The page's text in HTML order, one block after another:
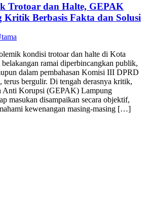
Trotoar dan Halte, GEPAK
Kritik Berbasis Fakta dan Solusi
kondisi trotoar dan halte di Kota
ramai diperbincangkan publik,
dalam pembahasan Komisi III DPRD
bergulir. Di tengah derasnya kritik,
Anti Korupsi (GEPAK) Lampung
masukan disampaikan secara objektif,
kewenangan masing-masing […]